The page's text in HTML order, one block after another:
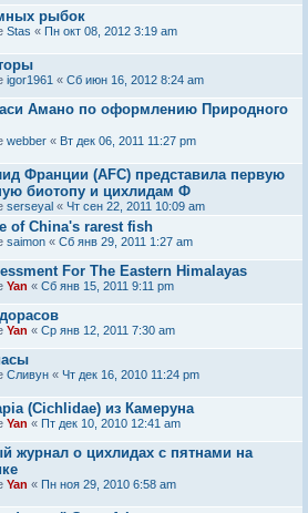
рыбок
Stas « Пн окт 08, 2012 3:19 am
igor1961 « Сб июн 16, 2012 8:24 am
Амано по оформлению Природного
webber « Вт дек 06, 2011 11:27 pm
Франции (AFC) представила первую
биотопу и цихлидам Ф
serseyal « Чт сен 22, 2011 10:09 am
of China's rarest fish
saimon « Сб янв 29, 2011 1:27 am
For The Eastern Himalayas
Yan « Сб янв 15, 2011 9:11 pm
Yan « Ср янв 12, 2011 7:30 am
Сливун « Чт дек 16, 2010 11:24 pm
(Cichlidae) из Камеруна
Yan « Пт дек 10, 2010 12:41 am
журнал о цихлидах с пятнами на
Yan « Пн ноя 29, 2010 6:58 am